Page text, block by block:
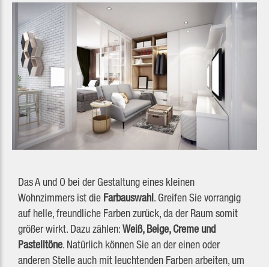
Das A und O bei der Gestaltung eines kleinen
Wohnzimmers ist die Farbauswahl. Greifen Sie vorrangig
auf helle, freundliche Farben zurück, da der Raum somit
größer wirkt. Dazu zählen:Weiß, Beige, Creme und
Pastelltöne. Natürlich können Sie an der einen oder
anderen Stelle auch mit leuchtenden Farben arbeiten, um